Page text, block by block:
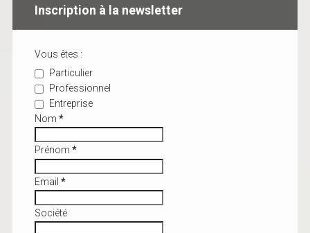
Inscription à la newsletter
Vous êtes :
Particulier
Professionnel
Entreprise
Nom *
Prénom *
Email *
Société